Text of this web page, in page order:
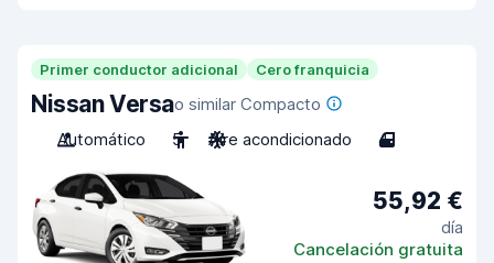
Primer conductor adicional Cero franquicia
Nissan Versao similar Compacto
Automático
5 Aire acondicionado 4
55,92 €
día
Cancelación gratuita